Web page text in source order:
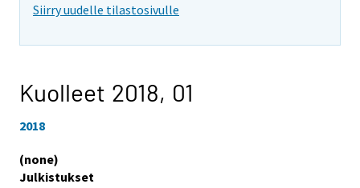
Siirry uudelle tilastosivulle
Kuolleet 2018, 01
2018
(none)
Julkistukset